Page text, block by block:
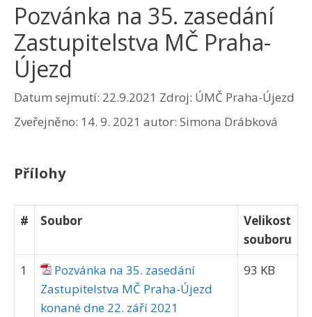
Pozvánka na 35. zasedání
Zastupitelstva MČ Praha-
Újezd
Datum sejmutí: 22.9.2021 Zdroj: ÚMČ Praha-Újezd
Zveřejněno: 14. 9. 2021 autor: Simona Drábková
Přílohy
# Soubor
Velikost
souboru
1
Pozvánka na 35. zasedání
Zastupitelstva MČ Praha-Újezd
konané dne 22. září 2021
93 KB